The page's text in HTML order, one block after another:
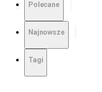
Polecane
Najnowsze
Tagi